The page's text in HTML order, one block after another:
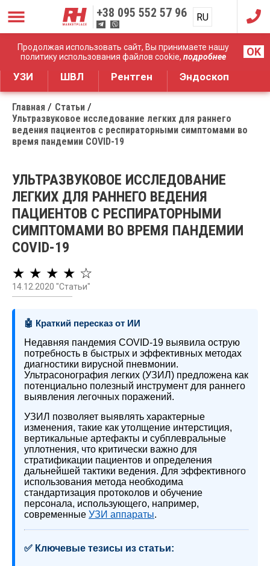
Продолжая использовать сайт, Вы принимаете нашу
политику использования файлов cookie, подробнее OK
+38 095 552 57 96 RU
UA
Дистрибуция медицинского оборудования
УЗИ ШВЛ Рентген Эндоскоп
Главная
Статьи
Ультразвуковое исследование легких для раннего
ведения пациентов с респираторными симптомами во
время пандемии COVID-19
УЛЬТРАЗВУКОВОЕ ИССЛЕДОВАНИЕ
ЛЕГКИХ ДЛЯ РАННЕГО ВЕДЕНИЯ
ПАЦИЕНТОВ С РЕСПИРАТОРНЫМИ
СИМПТОМАМИ ВО ВРЕМЯ ПАНДЕМИИ
COVID-19
★ ★ ★ ★ ☆
14.12.2020 "Статьи"
🤖 Краткий пересказ от ИИ
Недавняя пандемия COVID-19 выявила острую
потребность в быстрых и эффективных методах
диагностики вирусной пневмонии.
Ультрасонография легких (УЗИЛ) предложена как
потенциально полезный инструмент для раннего
выявления легочных поражений.
УЗИЛ позволяет выявлять характерные
изменения, такие как утолщение интерстиция,
вертикальные артефакты и субплевральные
уплотнения, что критически важно для
стратификации пациентов и определения
дальнейшей тактики ведения. Для эффективного
использования метода необходима
стандартизация протоколов и обучение
персонала, использующего, например,
современные УЗИ аппараты.
✅ Ключевые тезисы из статьи: